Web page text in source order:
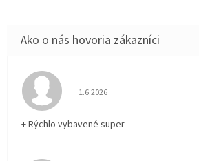
Hodnotenie obchodu je 5 z 5
1.6.2026
+ Rýchlo vybavené super